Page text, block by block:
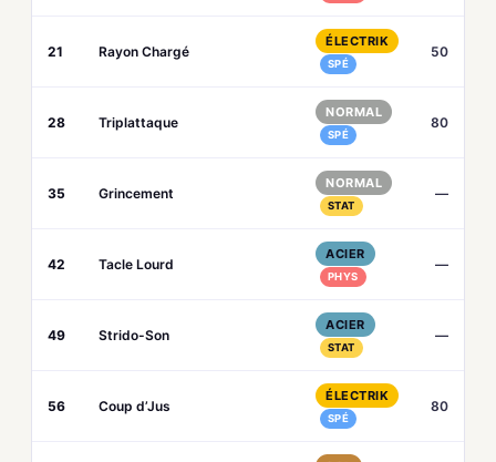
21 Rayon Chargé
ÉLECTRIK
SPÉ
50
28 Triplattaque
NORMAL
SPÉ
80
35 Grincement
NORMAL
STAT
—
42 Tacle Lourd
ACIER
PHYS
—
49 Strido-Son
ACIER
STAT
—
56 Coup d’Jus
ÉLECTRIK
SPÉ
80